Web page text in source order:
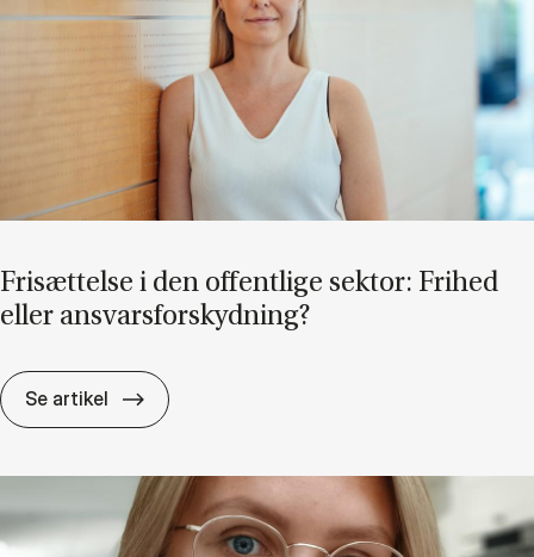
Fri­sæt­tel­se i den of­fent­li­ge sek­tor: Fri­hed
el­ler an­svars­for­skyd­ning?
Se artikel Fri­sæt­tel­se i den of­fent­li­ge sek­tor: Fri­hed